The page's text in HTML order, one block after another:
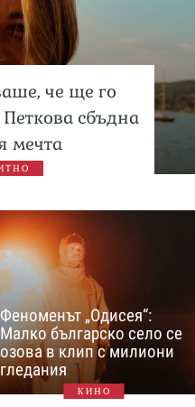
че ще го
сбъдна
мечта
Феноменът „Одисея“:
Малко българско село се
озова в клип с милиони
гледания
КИНО